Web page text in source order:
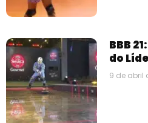
BBB
do
9 de abril